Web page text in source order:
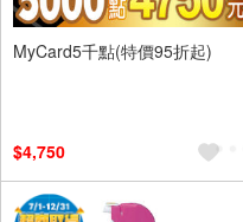
MyCard5千點(特價95折起)
$4,750